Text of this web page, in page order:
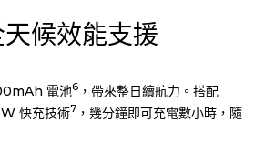
天候效能支援
電池6 ，帶來整日續航力。搭配
快充技術7 ，幾分鐘即可充電數小時，隨